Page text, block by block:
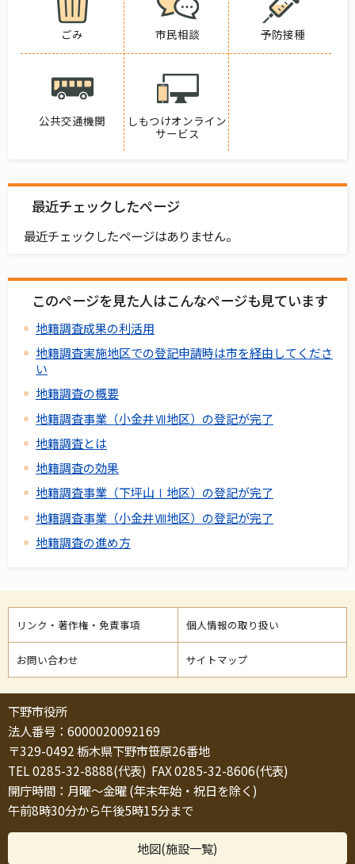
ごみ 市民相談 予防接種
公共交通機関
しもつけオンライン
サービス
最近チェックしたページ
最近チェックしたページはありません。
このページを見た人はこんなページも見ています
地籍調査成果の利活用
地籍調査実施地区での登記申請時は市を経由してくださ
い
地籍調査の概要
地籍調査事業（小金井Ⅶ地区）の登記が完了
地籍調査とは
地籍調査の効果
地籍調査事業（下坪山Ⅰ地区）の登記が完了
地籍調査事業（小金井Ⅷ地区）の登記が完了
地籍調査の進め方
リンク・著作権・免責事項 個人情報の取り扱い
お問い合わせ サイトマップ
下野市役所
法人番号：6000020092169
〒329-0492 栃木県下野市笹原26番地
TEL 0285-32-8888(代表) FAX 0285-32-8606(代表)
開庁時間：月曜～金曜 (年末年始・祝日を除く)
午前8時30分から午後5時15分まで
地図(施設一覧)